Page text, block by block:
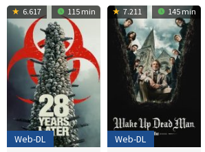
6.617 115 min
Web-DL
7.211 145 min
Web-DL